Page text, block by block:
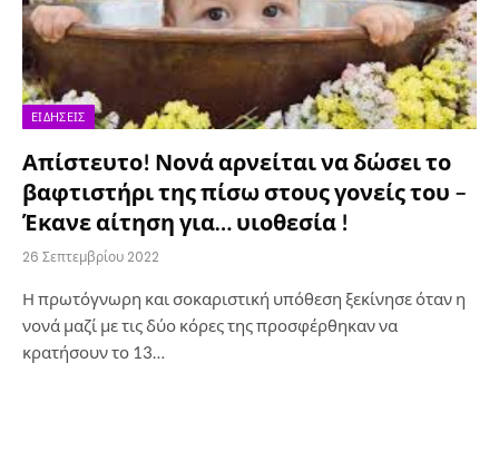
ΕΙΔΉΣΕΙΣ
Απίστευτο! Νονά αρνείται να δώσει το
βαφτιστήρι της πίσω στους γονείς του –
Έκανε αίτηση για… υιοθεσία !
26 Σεπτεμβρίου 2022
Η πρωτόγνωρη και σοκαριστική υπόθεση ξεκίνησε όταν η
νονά μαζί με τις δύο κόρες της προσφέρθηκαν να
κρατήσουν το 13…